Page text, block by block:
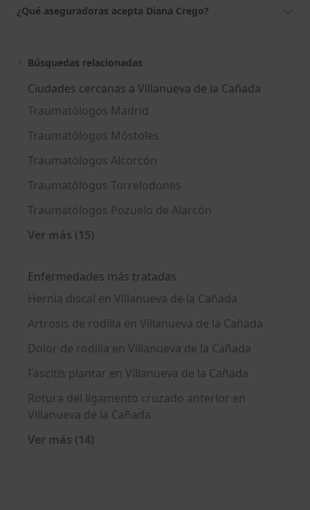
¿Qué aseguradoras acepta Diana Crego?
Búsquedas relacionadas
Ciudades cercanas a Villanueva de la Cañada
Traumatólogos Madrid
Traumatólogos Móstoles
Traumatólogos Alcorcón
Traumatólogos Torrelodones
Traumatólogos Pozuelo de Alarcón
Ver más (15)
Enfermedades más tratadas
Hernia discal en Villanueva de la Cañada
Artrosis de rodilla en Villanueva de la Cañada
Dolor de rodilla en Villanueva de la Cañada
Fascitis plantar en Villanueva de la Cañada
Rotura del ligamento cruzado anterior en
Villanueva de la Cañada
Ver más (14)